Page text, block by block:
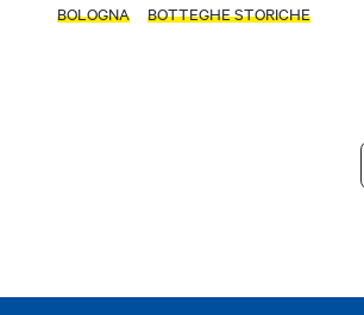
BOLOGNA BOTTEGHE STORICHE